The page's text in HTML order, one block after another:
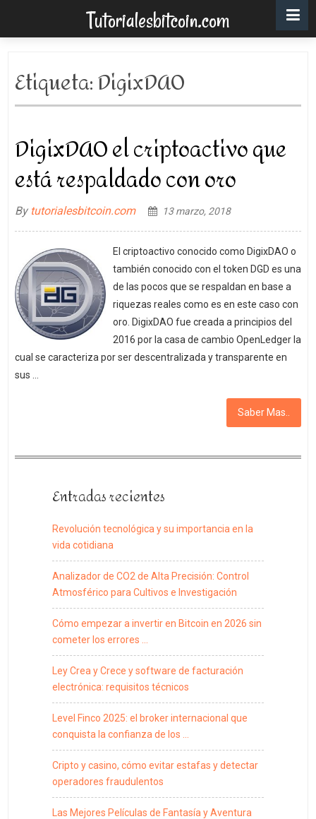
Tutorialesbitcoin.com
Etiqueta:DigixDAO
DigixDAO el criptoactivo que
está respaldado con oro
By tutorialesbitcoin.com 13 marzo, 2018
El criptoactivo conocido como DigixDAO o
también conocido con el token DGD es una
de las pocos que se respaldan en base a
riquezas reales como es en este caso con
oro. DigixDAO fue creada a principios del
2016 por la casa de cambio OpenLedger la
cual se caracteriza por ser descentralizada y transparente en
sus …
Saber Mas..
Entradas recientes
Revolución tecnológica y su importancia en la
vida cotidiana
Analizador de CO2 de Alta Precisión: Control
Atmosférico para Cultivos e Investigación
Cómo empezar a invertir en Bitcoin en 2026 sin
cometer los errores …
Ley Crea y Crece y software de facturación
electrónica: requisitos técnicos
Level Finco 2025: el broker internacional que
conquista la confianza de los …
Cripto y casino, cómo evitar estafas y detectar
operadores fraudulentos
Las Mejores Películas de Fantasía y Aventura